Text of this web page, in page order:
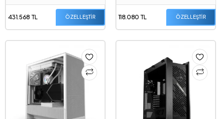
431.568 TL ÖZELLEŞTİR 118.080 TL ÖZELLEŞTİR